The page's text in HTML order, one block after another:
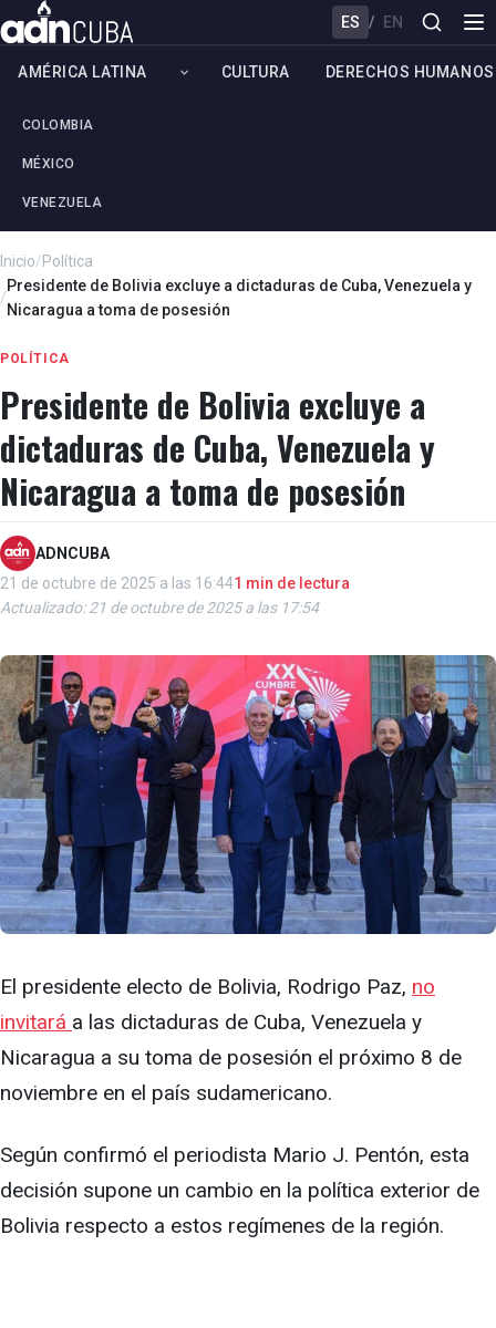
ES / EN
AMÉRICA LATINA
COLOMBIA
MÉXICO
VENEZUELA
CULTURA DERECHOS HUMANOS
Inicio/Política
/
Presidente de Bolivia excluye a dictaduras de Cuba, Venezuela y
Nicaragua a toma de posesión
POLÍTICA
Presidente de Bolivia excluye a
dictaduras de Cuba, Venezuela y
Nicaragua a toma de posesión
ADNCUBA
21 de octubre de 2025 a las 16:441 min de lectura
Actualizado: 21 de octubre de 2025 a las 17:54
El presidente electo de Bolivia, Rodrigo Paz, no
invitará a las dictaduras de Cuba, Venezuela y
Nicaragua a su toma de posesión el próximo 8 de
noviembre en el país sudamericano.
Según confirmó el periodista Mario J. Pentón, esta
decisión supone un cambio en la política exterior de
Bolivia respecto a estos regímenes de la región.